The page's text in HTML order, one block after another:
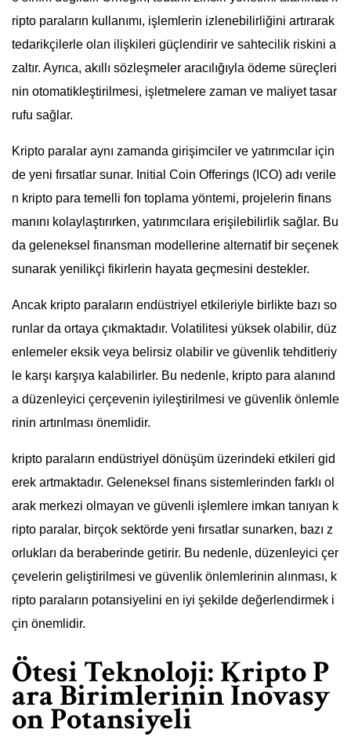
ripto paraların kullanımı, işlemlerin izlenebilirliğini artırarak
tedarikçilerle olan ilişkileri güçlendirir ve sahtecilik riskini a
zaltır. Ayrıca, akıllı sözleşmeler aracılığıyla ödeme süreçleri
nin otomatikleştirilmesi, işletmelere zaman ve maliyet tasar
rufu sağlar.
Kripto paralar aynı zamanda girişimciler ve yatırımcılar için
de yeni fırsatlar sunar. Initial Coin Offerings (ICO) adı verile
n kripto para temelli fon toplama yöntemi, projelerin finans
manını kolaylaştırırken, yatırımcılara erişilebilirlik sağlar. Bu
da geleneksel finansman modellerine alternatif bir seçenek
sunarak yenilikçi fikirlerin hayata geçmesini destekler.
Ancak kripto paraların endüstriyel etkileriyle birlikte bazı so
runlar da ortaya çıkmaktadır. Volatilitesi yüksek olabilir, düz
enlemeler eksik veya belirsiz olabilir ve güvenlik tehditleriy
le karşı karşıya kalabilirler. Bu nedenle, kripto para alanınd
a düzenleyici çerçevenin iyileştirilmesi ve güvenlik önlemle
rinin artırılması önemlidir.
kripto paraların endüstriyel dönüşüm üzerindeki etkileri gid
erek artmaktadır. Geleneksel finans sistemlerinden farklı ol
arak merkezi olmayan ve güvenli işlemlere imkan tanıyan k
ripto paralar, birçok sektörde yeni fırsatlar sunarken, bazı z
orlukları da beraberinde getirir. Bu nedenle, düzenleyici çer
çevelerin geliştirilmesi ve güvenlik önlemlerinin alınması, k
ripto paraların potansiyelini en iyi şekilde değerlendirmek i
çin önemlidir.
Ötesi Teknoloji: Kripto P
ara Birimlerinin İnovasy
on Potansiyeli